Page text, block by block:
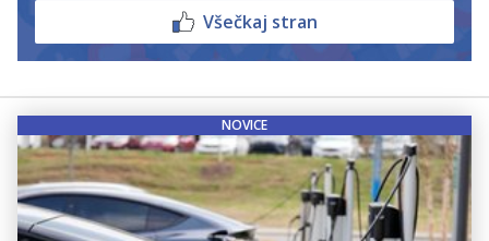
Všečkaj stran
NOVICE